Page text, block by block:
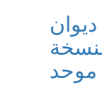
موحد